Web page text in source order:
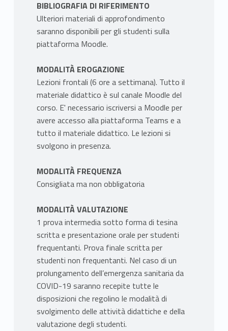
BIBLIOGRAFIA DI RIFERIMENTO
Ulteriori materiali di approfondimento
saranno disponibili per gli studenti sulla
piattaforma Moodle.
MODALITÀ EROGAZIONE
Lezioni frontali (6 ore a settimana). Tutto il
materiale didattico è sul canale Moodle del
corso. E' necessario iscriversi a Moodle per
avere accesso alla piattaforma Teams e a
tutto il materiale didattico. Le lezioni si
svolgono in presenza.
MODALITÀ FREQUENZA
Consigliata ma non obbligatoria
MODALITÀ VALUTAZIONE
1 prova intermedia sotto forma di tesina
scritta e presentazione orale per studenti
frequentanti. Prova finale scritta per
studenti non frequentanti. Nel caso di un
prolungamento dell’emergenza sanitaria da
COVID-19 saranno recepite tutte le
disposizioni che regolino le modalità di
svolgimento delle attività didattiche e della
valutazione degli studenti.